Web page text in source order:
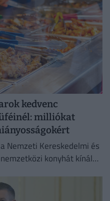
kedvenc
milliókat
Nemzeti Kereskedelmi és
konyhát kínáló